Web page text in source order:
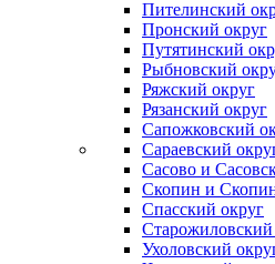
Пителинский
Пронский округ
Путятинский
Рыбновский
Ряжский округ
Рязанский округ
Сапожковский
Сараевский
Сасово и
Скопин и
Спасский округ
Старожиловский
Ухоловский